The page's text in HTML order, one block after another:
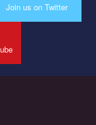
нам реализовать
на почве
канал YouTube
Join us on Twitter